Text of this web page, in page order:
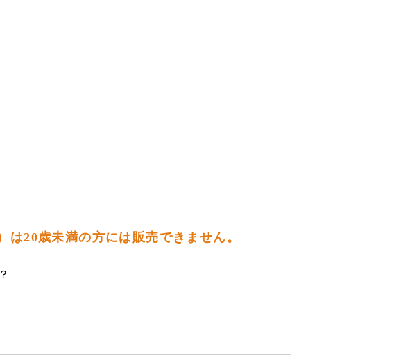
20歳未満の方には販売できません。